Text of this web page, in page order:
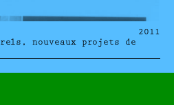
2011
nouveaux projets de